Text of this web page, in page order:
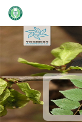
首页
地图
植物名录